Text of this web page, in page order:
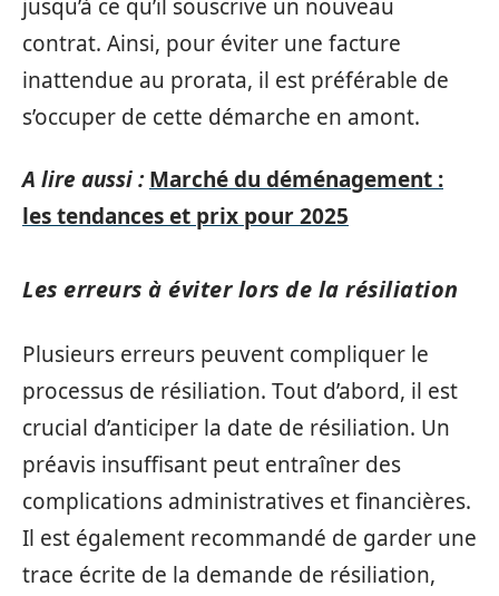
jusqu’à ce qu’il souscrive un nouveau
contrat. Ainsi, pour éviter une facture
inattendue au prorata, il est préférable de
s’occuper de cette démarche en amont.
A lire aussi : Marché du déménagement :
les tendances et prix pour 2025
Les erreurs à éviter lors de la résiliation
Plusieurs erreurs peuvent compliquer le
processus de résiliation. Tout d’abord, il est
crucial d’anticiper la date de résiliation. Un
préavis insuffisant peut entraîner des
complications administratives et financières.
Il est également recommandé de garder une
trace écrite de la demande de résiliation,